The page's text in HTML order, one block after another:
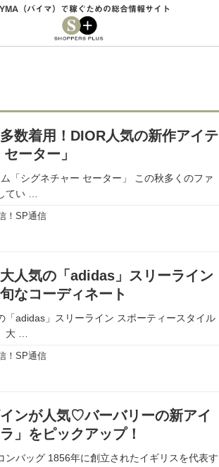
（バイマ）で稼ぐための総合情報サイト
数着用！DIOR人気の新作アイテ
ーター」
「シグネチャー セーター」 この秋多くのファ
てい
！SP通信
人気の「adidas」スリーライン
なコーディネート
「adidas」スリーライン スポーティースタイル
大
！SP通信
ンが人気♡バーバリーの新アイ
」をピックアップ！
ンバッグ 1856年に創立されたイギリスを代表す